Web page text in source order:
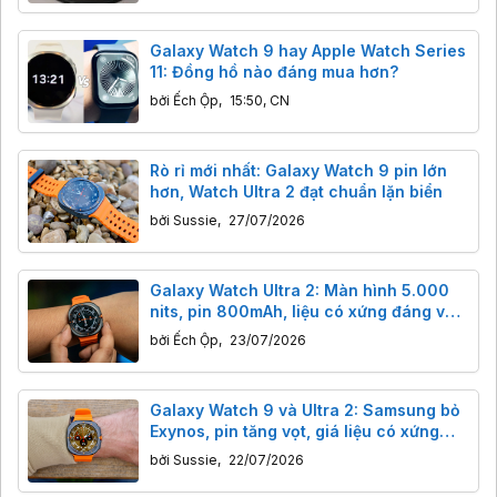
Galaxy Watch 9 hay Apple Watch Series
11: Đồng hồ nào đáng mua hơn?
bởi Ếch Ộp, 15:50, CN
Rò rỉ mới nhất: Galaxy Watch 9 pin lớn
hơn, Watch Ultra 2 đạt chuẩn lặn biển
bởi Sussie, 27/07/2026
Galaxy Watch Ultra 2: Màn hình 5.000
nits, pin 800mAh, liệu có xứng đáng với
giá tiền?
bởi Ếch Ộp, 23/07/2026
Galaxy Watch 9 và Ultra 2: Samsung bỏ
Exynos, pin tăng vọt, giá liệu có xứng
đáng?
bởi Sussie, 22/07/2026